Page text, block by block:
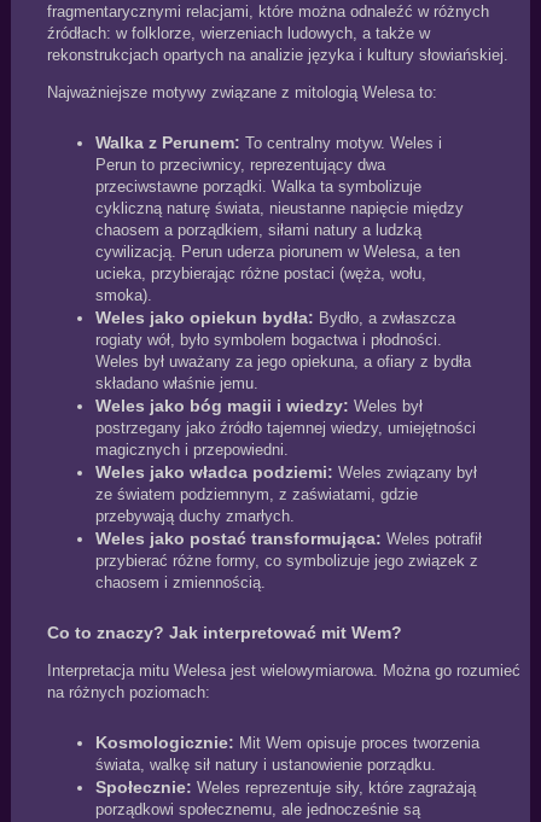
fragmentarycznymi relacjami, które można odnaleźć w różnych
źródłach: w folklorze, wierzeniach ludowych, a także w
rekonstrukcjach opartych na analizie języka i kultury słowiańskiej.
Najważniejsze motywy związane z mitologią Welesa to:
Walka z Perunem: To centralny motyw. Weles i
Perun to przeciwnicy, reprezentujący dwa
przeciwstawne porządki. Walka ta symbolizuje
cykliczną naturę świata, nieustanne napięcie między
chaosem a porządkiem, siłami natury a ludzką
cywilizacją. Perun uderza piorunem w Welesa, a ten
ucieka, przybierając różne postaci (węża, wołu,
smoka).
Weles jako opiekun bydła: Bydło, a zwłaszcza
rogiaty wół, było symbolem bogactwa i płodności.
Weles był uważany za jego opiekuna, a ofiary z bydła
składano właśnie jemu.
Weles jako bóg magii i wiedzy: Weles był
postrzegany jako źródło tajemnej wiedzy, umiejętności
magicznych i przepowiedni.
Weles jako władca podziemi: Weles związany był
ze światem podziemnym, z zaświatami, gdzie
przebywają duchy zmarłych.
Weles jako postać transformująca: Weles potrafił
przybierać różne formy, co symbolizuje jego związek z
chaosem i zmiennością.
Co to znaczy? Jak interpretować mit Wem?
Interpretacja mitu Welesa jest wielowymiarowa. Można go rozumieć
na różnych poziomach:
Kosmologicznie: Mit Wem opisuje proces tworzenia
świata, walkę sił natury i ustanowienie porządku.
Społecznie: Weles reprezentuje siły, które zagrażają
porządkowi społecznemu, ale jednocześnie są